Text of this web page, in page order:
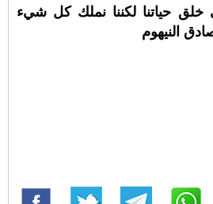
حياتنا لكننا نملك كل شيء
النيهوم